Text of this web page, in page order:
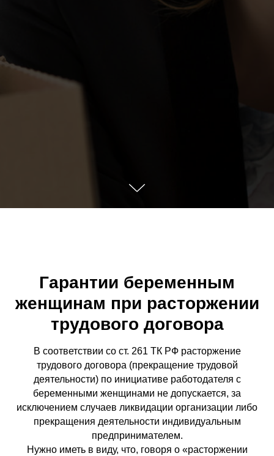
Гарантии беременным
женщинам при расторжении
трудового договора
В соответствии со ст. 261 ТК РФ расторжение
трудового договора (прекращение трудовой
деятельности) по инициативе работодателя с
беременными женщинами не допускается, за
исключением случаев ликвидации организации либо
прекращения деятельности индивидуальным
предпринимателем.
Нужно иметь в виду, что, говоря о «расторжении